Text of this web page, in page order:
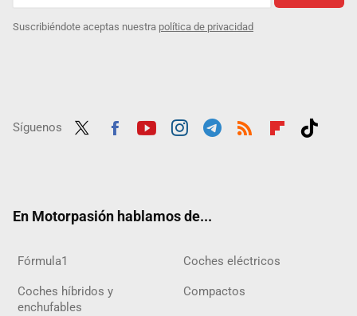
Suscribiéndote aceptas nuestra política de privacidad
Síguenos
En Motorpasión hablamos de...
Fórmula1 Coches eléctricos
Coches híbridos y
enchufables
Compactos